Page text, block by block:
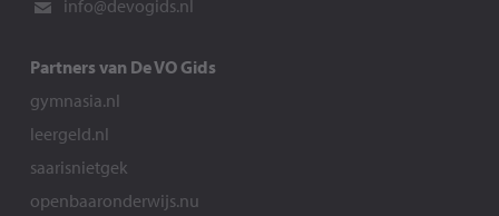
info@devogids.nl
Partners van De VO Gids
gymnasia.nl
leergeld.nl
saarisnietgek
openbaaronderwijs.nu